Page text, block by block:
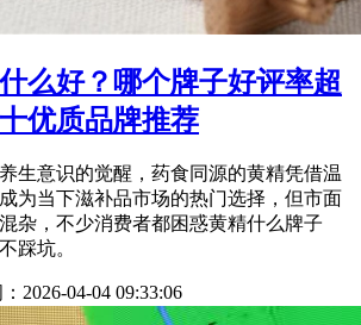
么好？哪个牌子好评率超
优质品牌推荐
生意识的觉醒，药食同源的黄精凭借温
为当下滋补品市场的热门选择，但市面
杂，不少消费者都困惑黄精什么牌子
踩坑。
2026-04-04 09:33:06